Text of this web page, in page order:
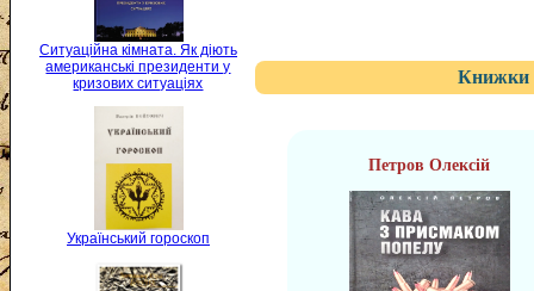
Ситуаційна кімната. Як діють
американські президенти у
кризових ситуаціях
Український гороскоп
Книжки
Петров Олексій